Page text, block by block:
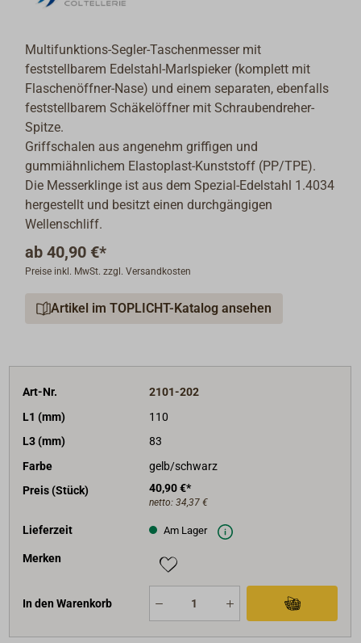
Multifunktions-Segler-Taschenmesser mit
feststellbarem Edelstahl-Marlspieker (komplett mit
Flaschenöffner-Nase) und einem separaten, ebenfalls
feststellbarem Schäkelöffner mit Schraubendreher-
Spitze.
Griffschalen aus angenehm griffigen und
gummiähnlichem Elastoplast-Kunststoff (PP/TPE).
Die Messerklinge ist aus dem Spezial-Edelstahl 1.4034
hergestellt und besitzt einen durchgängigen
Wellenschliff.
ab 40,90 €*
Preise inkl. MwSt. zzgl. Versandkosten
Artikel im TOPLICHT-Katalog ansehen
Art-Nr.
2101-202
L1 (mm)
110
L3 (mm)
83
Farbe
gelb/schwarz
Preis (Stück)
40,90 €*
netto: 34,37 €
Lieferzeit Am Lager
Merken
In den Warenkorb